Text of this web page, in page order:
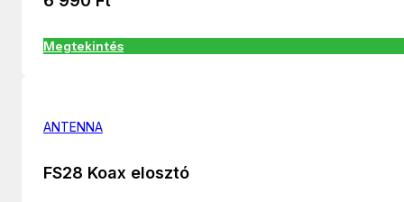
Megtekintés
ANTENNA
FS28 Koax elosztó